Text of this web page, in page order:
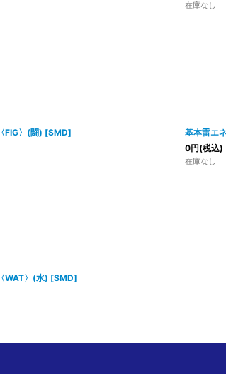
在庫なし
FIG〉(闘) [SMD]
基本雷エ
0円(税込)
在庫なし
WAT〉(水) [SMD]